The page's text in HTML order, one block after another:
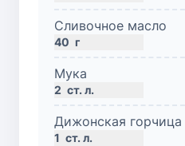
Сливочное масло
40 г
Мука
2 ст. л.
Дижонская горчица
1 ст. л.